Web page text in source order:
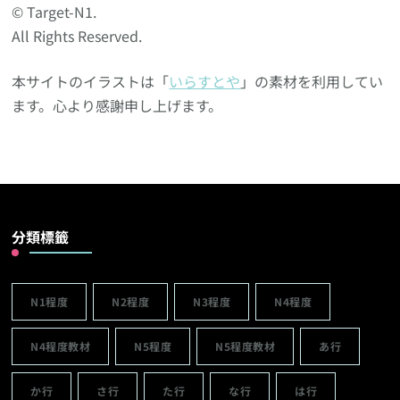
© Target-N1.
All Rights Reserved.
本サイトのイラストは「いらすとや 」の素材を利用してい
ます。心より感謝申し上げます。
分類標籤
N1程度 N2程度 N3程度 N4程度
N4程度教材 N5程度 N5程度教材 あ行
か行 さ行 た行 な行 は行